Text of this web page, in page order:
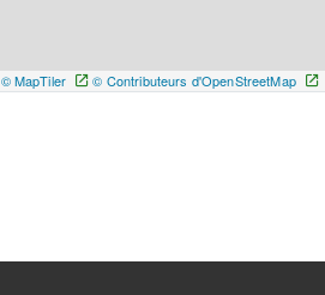
© MapTiler © Contributeurs d'OpenStreetMap